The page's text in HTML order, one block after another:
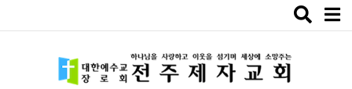
Toggle